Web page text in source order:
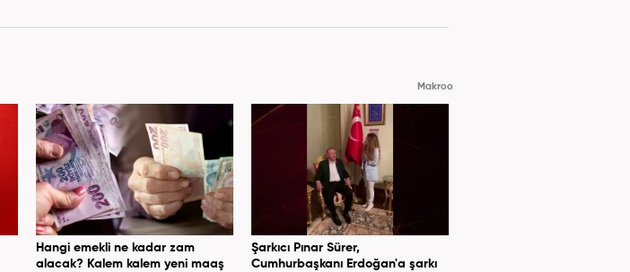
Makroo
Hangi emekli ne kadar zam
alacak? Kalem kalem yeni maaş
Şarkıcı Pınar Sürer,
Cumhurbaşkanı Erdoğan'a şarkı